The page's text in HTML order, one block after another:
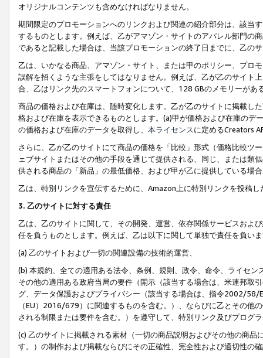
オリジナルコンテンツも含めなければなりません。
期間限定のプロモーションへのリンクおよび関連の紹介部分は、該当
するものとします。例えば、乙がアマゾン・サイトのアパレル部門の
であると記載した場合は、当該プロモーションの終了日までに、乙の
乙は、いかなる商品、アマゾン・サイト、または甲のポリシー、プロ
誤解を招くような主張をしてはなりません。例えば、乙が乙のサイト
合、乙はリンク先のスマートフォンについて、128 GBのメモリーがあ
商品の価格および在庫は、随時変化します。乙が乙のサイトに掲載し
格および在庫を表示できるものとします。(a)甲が価格および在庫の
の価格および在庫のデータを取得し、 本ライセンスに定めるCreators
さらに、乙が乙のサイトにて商品の価格を「比較」形式（価格比較ツ
ェブサイトまたはその他の手段を通じて提供される、同じ、または類
供される商品の「新品」の最低価格、および甲が乙に提供している場
乙は、特別リンクを宣伝するために、Amazon上に特別リンクを投稿
3. 乙のサイトに対する責任
乙は、乙のサイトに関して、その開発、運営、依存関係サービスおよ
任を負うものとします。例えば、乙は以下に関して単独で責任を負い
(a) 乙のサイトおよび一切の関連設備の技術的運営、
(b) 本規約、全ての適用ある法令、条例、規則、政令、命令、ライセ
その他の適用ある政府当局の要件（開示（該当する場合は、米連邦取
グ、データ保護およびプライバシー（該当する場合は、指令2002/58/
（EU）2016/679）に関連するものを含む。）、ならびに乙とその他
される制限または要件を含む。）を遵守して、特別リンク及びプログ
(c) 乙のサイトに掲載される素材（一切の商品説明およびその他の商
す。）の制作および掲載ならびにその正確性、完全性および適切性の